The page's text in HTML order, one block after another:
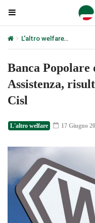
L'altro welfare
Banca Popolare
Assistenza,
Cisl
L'altro welfare 17 Giugno